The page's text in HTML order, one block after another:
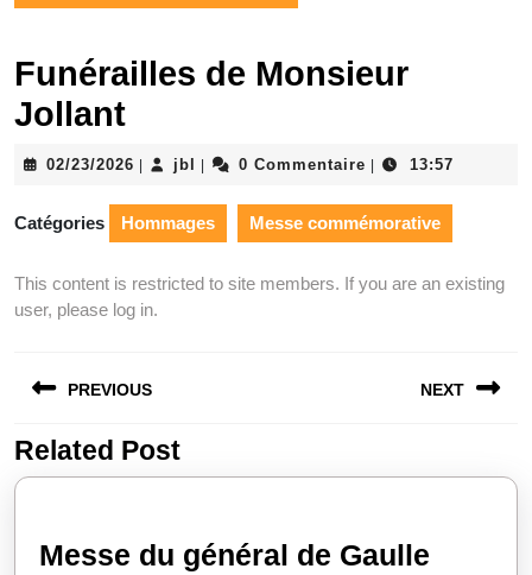
Funérailles de Monsieur
Jollant
02/23/2026 jbl 0 Commentaire 13:57
Catégories Hommages Messe commémorative
This content is restricted to site members. If you are an existing
user, please log in.
PREVIOUS NEXT
Related Post
Messe du général de Gaulle